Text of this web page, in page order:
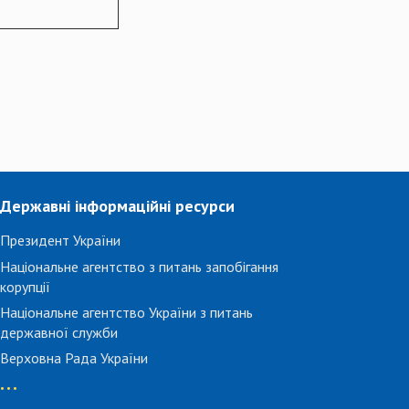
Державні інформаційні ресурси
Президент України
Національне агентство з питань запобігання
корупції
Національне агентство України з питань
державної служби
Верховна Рада України
...